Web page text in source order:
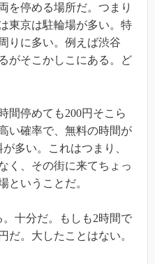
を停める場所だ。つまり
東京は駐輪場が多い。特
りに多い。例えば渋谷
がそこかしこにある。ど
間停めても200円そこら
い確率で、無料の時間が
多い。これはつまり、
く、その街に来てちょっ
ということだ。
十分だ。もしも2時間で
だ。大したことはない。